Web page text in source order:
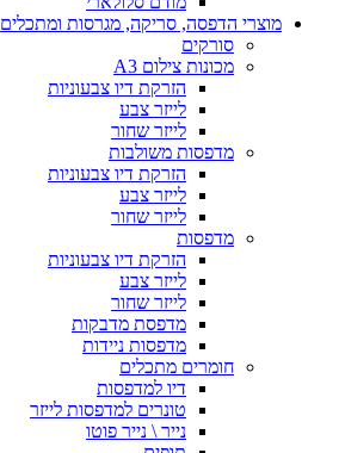
מוצרי הדפסה, סריקה, מגרסות ומתכלים
סורקים
מכונות צילום A3
הזרקת דיו צבעוניות
לייזר צבע
לייזר שחור
מדפסות משולבות
הזרקת דיו צבעוניות
לייזר צבע
לייזר שחור
מדפסות
הזרקת דיו צבעוניות
לייזר צבע
לייזר שחור
מדפסת מדבקות
מדפסות ניידות
חומרים מתכלים
דיו למדפסות
טונרים למדפסות לייזר
נייר \ נייר פוטו